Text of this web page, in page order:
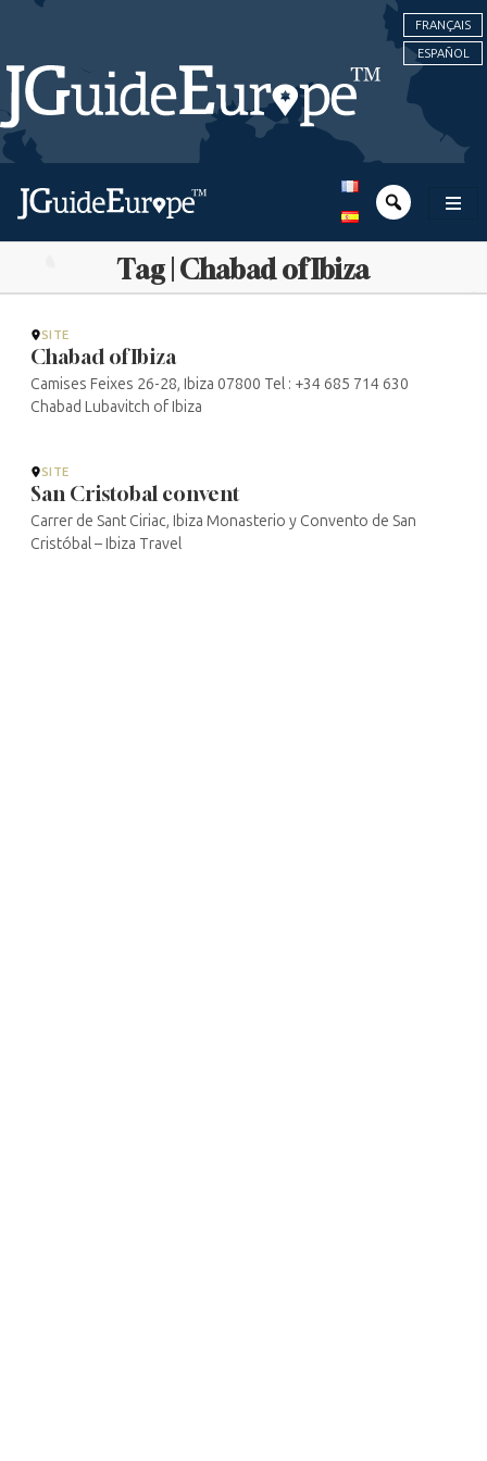
FRANÇAIS
ESPAÑOL
Tag | Chabad of Ibiza
SITE
Chabad of Ibiza
Camises Feixes 26-28, Ibiza 07800 Tel : +34 685 714 630
Chabad Lubavitch of Ibiza
SITE
San Cristobal convent
Carrer de Sant Ciriac, Ibiza Monasterio y Convento de San
Cristóbal – Ibiza Travel